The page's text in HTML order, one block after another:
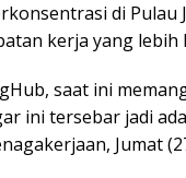
di Pulau
kerja yang
saat ini
ini tersebar jadi
Jumat